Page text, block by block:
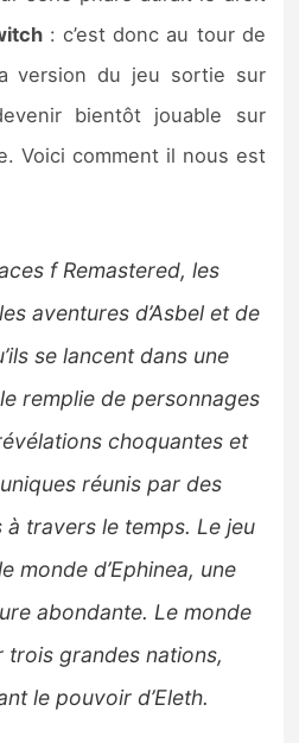
Switch 2
: c’est donc au tour de
version du jeu sortie sur
bientôt jouable sur
Voici comment il nous est
f Remastered, les
aventures d’Asbel et de
se lancent dans une
remplie de personnages
choquantes et
réunis par des
travers le temps. Le jeu
monde d’Ephinea, une
abondante. Le monde
trois grandes nations,
le pouvoir d’Eleth.